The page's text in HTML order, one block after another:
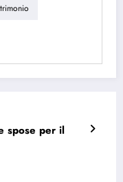
spose per il